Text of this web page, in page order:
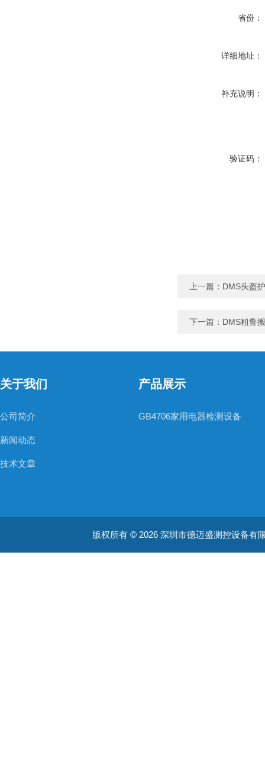
省份：
详细地址：
补充说明：
验证码：
上一篇： DMS头盔
下一篇： DMS粗鲁
关于我们
公司简介
新闻动态
技术文章
产品展示
GB4706家用电器检测设备
版权所有 © 2026 深圳市德迈盛测控设备